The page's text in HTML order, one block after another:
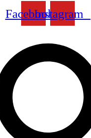
FacebookInstagram